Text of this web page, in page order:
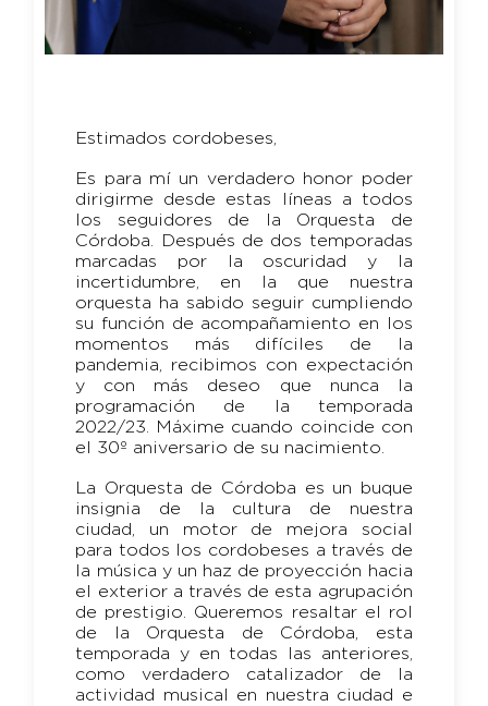
Estimados cordobeses,
Es para mí un verdadero honor poder
dirigirme desde estas líneas a todos
los seguidores de la Orquesta de
Córdoba. Después de dos temporadas
marcadas por la oscuridad y la
incertidumbre, en la que nuestra
orquesta ha sabido seguir cumpliendo
su función de acompañamiento en los
momentos más difíciles de la
pandemia, recibimos con expectación
y con más deseo que nunca la
programación de la temporada
2022/23. Máxime cuando coincide con
el 30º aniversario de su nacimiento.
La Orquesta de Córdoba es un buque
insignia de la cultura de nuestra
ciudad, un motor de mejora social
para todos los cordobeses a través de
la música y un haz de proyección hacia
el exterior a través de esta agrupación
de prestigio. Queremos resaltar el rol
de la Orquesta de Córdoba, esta
temporada y en todas las anteriores,
como verdadero catalizador de la
actividad musical en nuestra ciudad e